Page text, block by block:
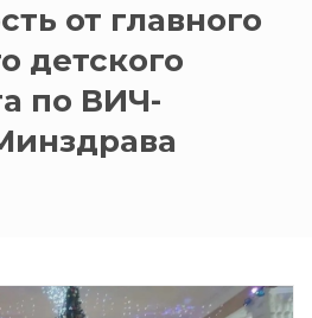
от главного
детского
по ВИЧ-